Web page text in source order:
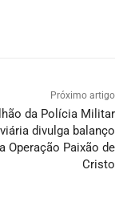
Próximo artigo
da Polícia Militar
divulga balanço
Operação Paixão de
Cristo